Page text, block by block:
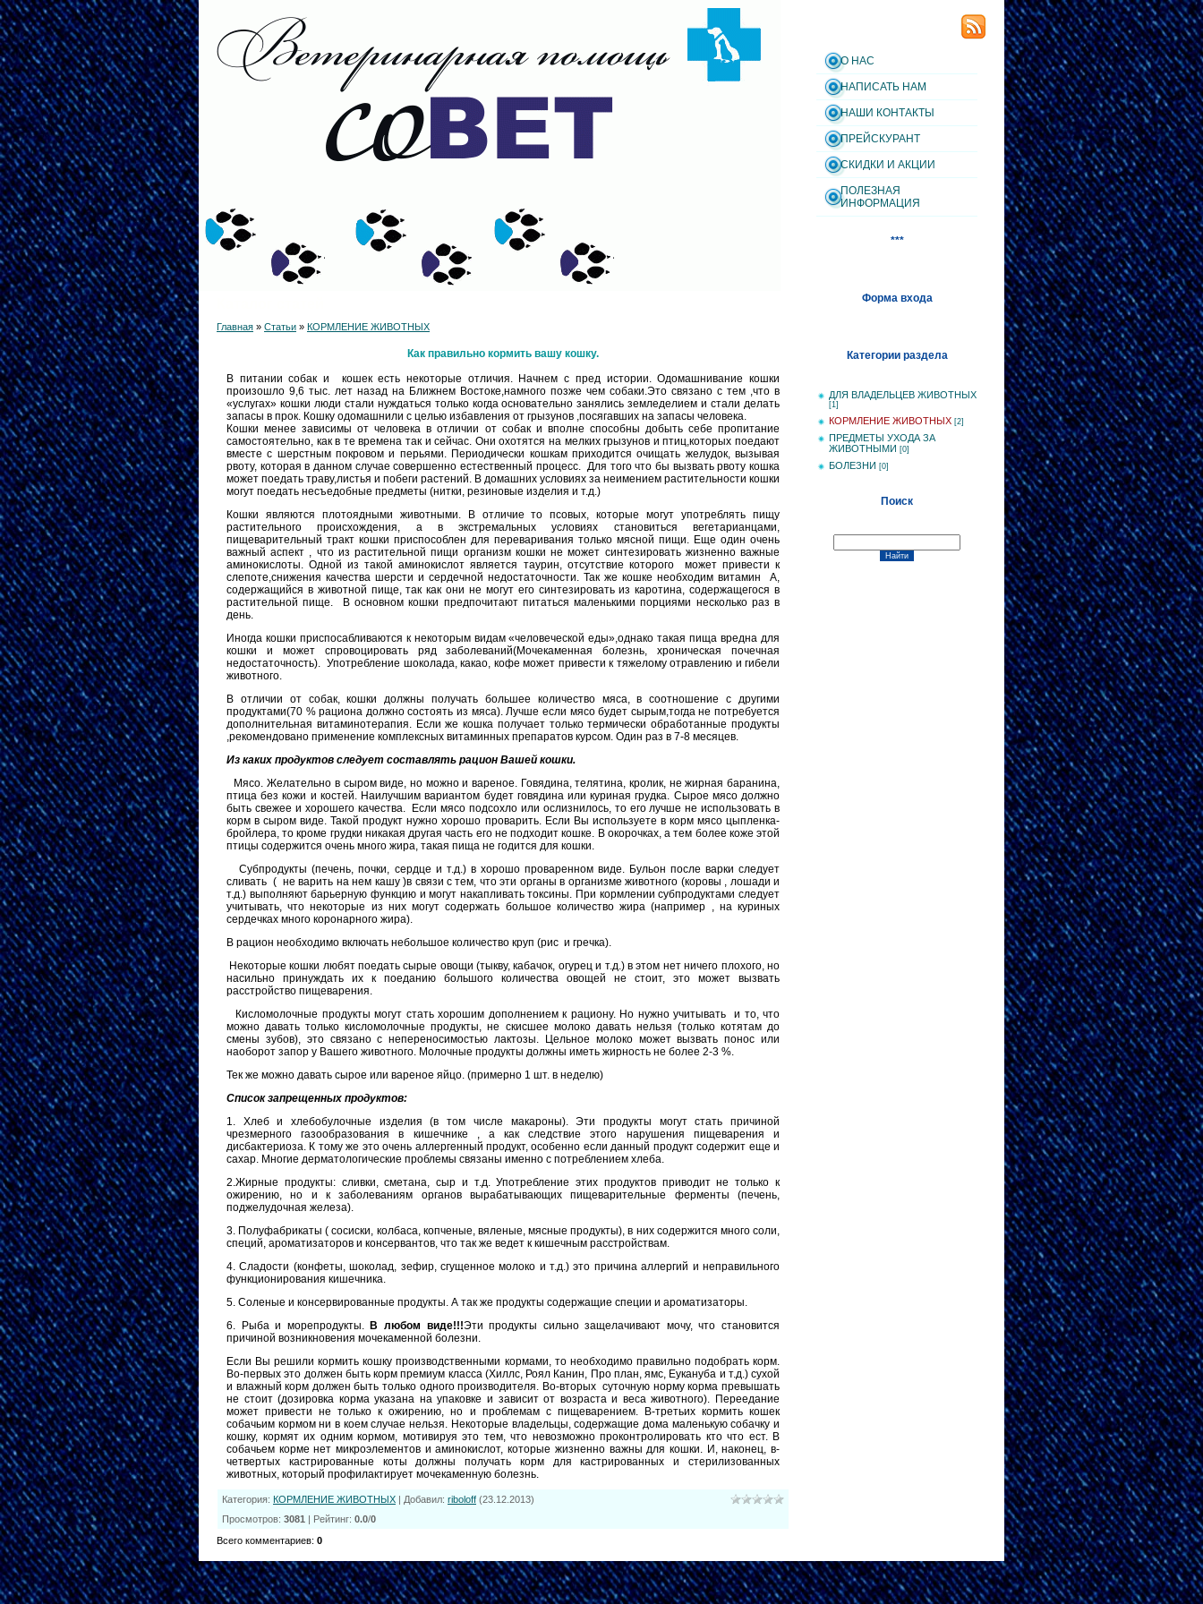
Главная » Статьи » КОРМЛЕНИЕ ЖИВОТНЫХ
Как правильно кормить вашу кошку.
В питании собак и кошек есть некоторые отличия. Начнем с пред истории. Одомашнивание кошки
произошло 9,6 тыс. лет назад на Ближнем Востоке,намного позже чем собаки.Это связано с тем ,что в
«услугах» кошки люди стали нуждаться только когда основательно занялись земледелием и стали делать
запасы в прок. Кошку одомашнили с целью избавления от грызунов ,посягавших на запасы человека.
Кошки менее зависимы от человека в отличии от собак и вполне способны добыть себе пропитание
самостоятельно, как в те времена так и сейчас. Они охотятся на мелких грызунов и птиц,которых поедают
вместе с шерстным покровом и перьями. Периодически кошкам приходится очищать желудок, вызывая
рвоту, которая в данном случае совершенно естественный процесс. Для того что бы вызвать рвоту кошка
может поедать траву,листья и побеги растений. В домашних условиях за неимением растительности кошки
могут поедать несъедобные предметы (нитки, резиновые изделия и т.д.)
Кошки являются плотоядными животными. В отличие то псовых, которые могут употреблять пищу
растительного происхождения, а в экстремальных условиях становиться вегетарианцами,
пищеварительный тракт кошки приспособлен для переваривания только мясной пищи. Еще один очень
важный аспект , что из растительной пищи организм кошки не может синтезировать жизненно важные
аминокислоты. Одной из такой аминокислот является таурин, отсутствие которого может привести к
слепоте,снижения качества шерсти и сердечной недостаточности. Так же кошке необходим витамин А,
содержащийся в животной пище, так как они не могут его синтезировать из каротина, содержащегося в
растительной пище. В основном кошки предпочитают питаться маленькими порциями несколько раз в
день.
Иногда кошки приспосабливаются к некоторым видам «человеческой еды»,однако такая пища вредна для
кошки и может спровоцировать ряд заболеваний(Мочекаменная болезнь, хроническая почечная
недостаточность). Употребление шоколада, какао, кофе может привести к тяжелому отравлению и гибели
животного.
В отличии от собак, кошки должны получать большее количество мяса, в соотношение с другими
продуктами(70 % рациона должно состоять из мяса). Лучше если мясо будет сырым,тогда не потребуется
дополнительная витаминотерапия. Если же кошка получает только термически обработанные продукты
,рекомендовано применение комплексных витаминных препаратов курсом. Один раз в 7-8 месяцев.
Из каких продуктов следует составлять рацион Вашей кошки.
Мясо. Желательно в сыром виде, но можно и вареное. Говядина, телятина, кролик, не жирная баранина,
птица без кожи и костей. Наилучшим вариантом будет говядина или куриная грудка. Сырое мясо должно
быть свежее и хорошего качества. Если мясо подсохло или ослизнилось, то его лучше не использовать в
корм в сыром виде. Такой продукт нужно хорошо проварить. Если Вы используете в корм мясо цыпленка-
бройлера, то кроме грудки никакая другая часть его не подходит кошке. В окорочках, а тем более коже этой
птицы содержится очень много жира, такая пища не годится для кошки.
Субпродукты (печень, почки, сердце и т.д.) в хорошо проваренном виде. Бульон после варки следует
сливать ( не варить на нем кашу )в связи с тем, что эти органы в организме животного (коровы , лошади и
т.д.) выполняют барьерную функцию и могут накапливать токсины. При кормлении субпродуктами следует
учитывать, что некоторые из них могут содержать большое количество жира (например , на куриных
сердечках много коронарного жира).
В рацион необходимо включать небольшое количество круп (рис и гречка).
Некоторые кошки любят поедать сырые овощи (тыкву, кабачок, огурец и т.д.) в этом нет ничего плохого, но
насильно принуждать их к поеданию большого количества овощей не стоит, это может вызвать
расстройство пищеварения.
Кисломолочные продукты могут стать хорошим дополнением к рациону. Но нужно учитывать и то, что
можно давать только кисломолочные продукты, не скисшее молоко давать нельзя (только котятам до
смены зубов), это связано с непереносимостью лактозы. Цельное молоко может вызвать понос или
наоборот запор у Вашего животного. Молочные продукты должны иметь жирность не более 2-3 %.
Тек же можно давать сырое или вареное яйцо. (примерно 1 шт. в неделю)
Список запрещенных продуктов:
1. Хлеб и хлебобулочные изделия (в том числе макароны). Эти продукты могут стать причиной
чрезмерного газообразования в кишечнике , а как следствие этого нарушения пищеварения и
дисбактериоза. К тому же это очень аллергенный продукт, особенно если данный продукт содержит еще и
сахар. Многие дерматологические проблемы связаны именно с потреблением хлеба.
2.Жирные продукты: сливки, сметана, сыр и т.д. Употребление этих продуктов приводит не только к
ожирению, но и к заболеваниям органов вырабатывающих пищеварительные ферменты (печень,
поджелудочная железа).
3. Полуфабрикаты ( сосиски, колбаса, копченые, вяленые, мясные продукты), в них содержится много соли,
специй, ароматизаторов и консервантов, что так же ведет к кишечным расстройствам.
4. Сладости (конфеты, шоколад, зефир, сгущенное молоко и т.д.) это причина аллергий и неправильного
функционирования кишечника.
5. Соленые и консервированные продукты. А так же продукты содержащие специи и ароматизаторы.
6. Рыба и морепродукты. В любом виде!!!Эти продукты сильно защелачивают мочу, что становится
причиной возникновения мочекаменной болезни.
Если Вы решили кормить кошку производственными кормами, то необходимо правильно подобрать корм.
Во-первых это должен быть корм премиум класса (Хиллс, Роял Канин, Про план, ямс, Еукануба и т.д.) сухой
и влажный корм должен быть только одного производителя. Во-вторых суточную норму корма превышать
не стоит (дозировка корма указана на упаковке и зависит от возраста и веса животного). Переедание
может привести не только к ожирению, но и проблемам с пищеварением. В-третьих кормить кошек
собачьим кормом ни в коем случае нельзя. Некоторые владельцы, содержащие дома маленькую собачку и
кошку, кормят их одним кормом, мотивируя это тем, что невозможно проконтролировать кто что ест. В
собачьем корме нет микроэлементов и аминокислот, которые жизненно важны для кошки. И, наконец, в-
четвертых кастрированные коты должны получать корм для кастрированных и стерилизованных
животных, который профилактирует мочекаменную болезнь.
Категория: КОРМЛЕНИЕ ЖИВОТНЫХ | Добавил: riboloff (23.12.2013)
Просмотров: 3081 | Рейтинг: 0.0/0
Всего комментариев: 0
О НАС
НАПИСАТЬ НАМ
НАШИ КОНТАКТЫ
ПРЕЙСКУРАНТ
СКИДКИ И АКЦИИ
ПОЛЕЗНАЯ
ИНФОРМАЦИЯ
***
Форма входа
Категории раздела
ДЛЯ ВЛАДЕЛЬЦЕВ ЖИВОТНЫХ
[1]
КОРМЛЕНИЕ ЖИВОТНЫХ [2]
ПРЕДМЕТЫ УХОДА ЗА
ЖИВОТНЫМИ [0]
БОЛЕЗНИ [0]
Поиск